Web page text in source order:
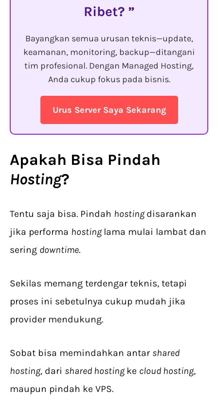
Ribet?
Bayangkan semua urusan teknis—update,
keamanan, monitoring, backup—ditangani
tim profesional. Dengan Managed Hosting,
Anda cukup fokus pada bisnis.
Urus Server Saya Sekarang
Apakah Bisa Pindah
Hosting?
Tentu saja bisa. Pindah hostingdisarankan
jika performa hosting lama mulai lambat dan
sering downtime.
Sekilas memang terdengar teknis, tetapi
proses ini sebetulnya cukup mudah jika
provider mendukung.
Sobat bisa memindahkan antar shared
hosting, dari shared hosting ke cloud hosting,
maupun pindah ke VPS.